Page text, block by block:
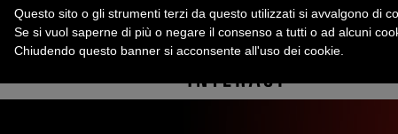
Questo sito o gli strumenti terzi da questo utilizzati si avvalgono di
Se si vuol saperne di più o negare il consenso a tutti o ad alcuni
Chiudendo questo banner si acconsente all'uso dei cookie.